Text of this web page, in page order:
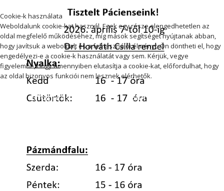
Cookie-k használata
Weboldalunk cookie-kat használ. Ezek egy része elengedhetetlen az
oldal megfelelő működéséhez, míg mások segítséget nyújtanak abban,
hogy javítsuk a weboldalt és a felhasználói élményt. Ön döntheti el, hogy
engedélyezi-e a cookie-k használatát vagy sem. Kérjük, vegye
figyelembe, hogy amennyiben elutasítja a cookie-kat, előfordulhat, hogy
az oldal bizonyos funkciói nem lesznek elérhetők.
Elfogadás Elutasítás